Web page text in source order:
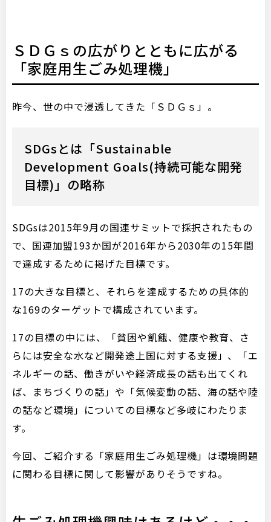
ＳＤＧｓの広がりとともに広がる
「家庭用生ごみ処理機」
昨今、世の中で浸透してきた「ＳＤＧｓ」。
SDGsとは「Sustainable
Development Goals(持続可能な開発
目標)」の略称
SDGsは2015年9月の国連サミットで採択されたもの
で、国連加盟193か国が2016年から2030年の15年間
で達成するために掲げた目標です。
17の大きな目標と、それらを達成するための具体的
な169のターゲットで構成されています。
17の目標の中には、「貧困や飢餓、健康や教育、さ
らには安全な水など開発途上国に対する支援」、「エ
ネルギーの話、働きがいや経済成長の話も出てくれ
ば、まちづくりの話」や「気候変動の話、海の話や陸
の話など環境」についての目標など多岐にわたりま
す。
今回、ご紹介する「家庭用生ごみ処理機」は環境問題
に関わる目標に関して影響がありそうですね。